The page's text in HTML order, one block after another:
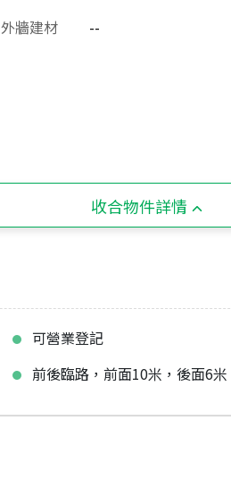
外牆建材 --
收合物件詳情
可營業登記
前後臨路，前面10米，後面6米